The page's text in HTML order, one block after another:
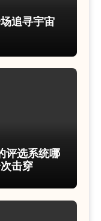
追寻宇宙
评选系统哪
击穿